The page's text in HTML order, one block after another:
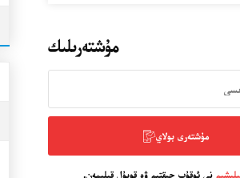
مۇشتەرىلىك
مۇشتەرى بولاي
نى ئوقۇپ چىقتىم ۋە قوبۇل قىلىمەن.